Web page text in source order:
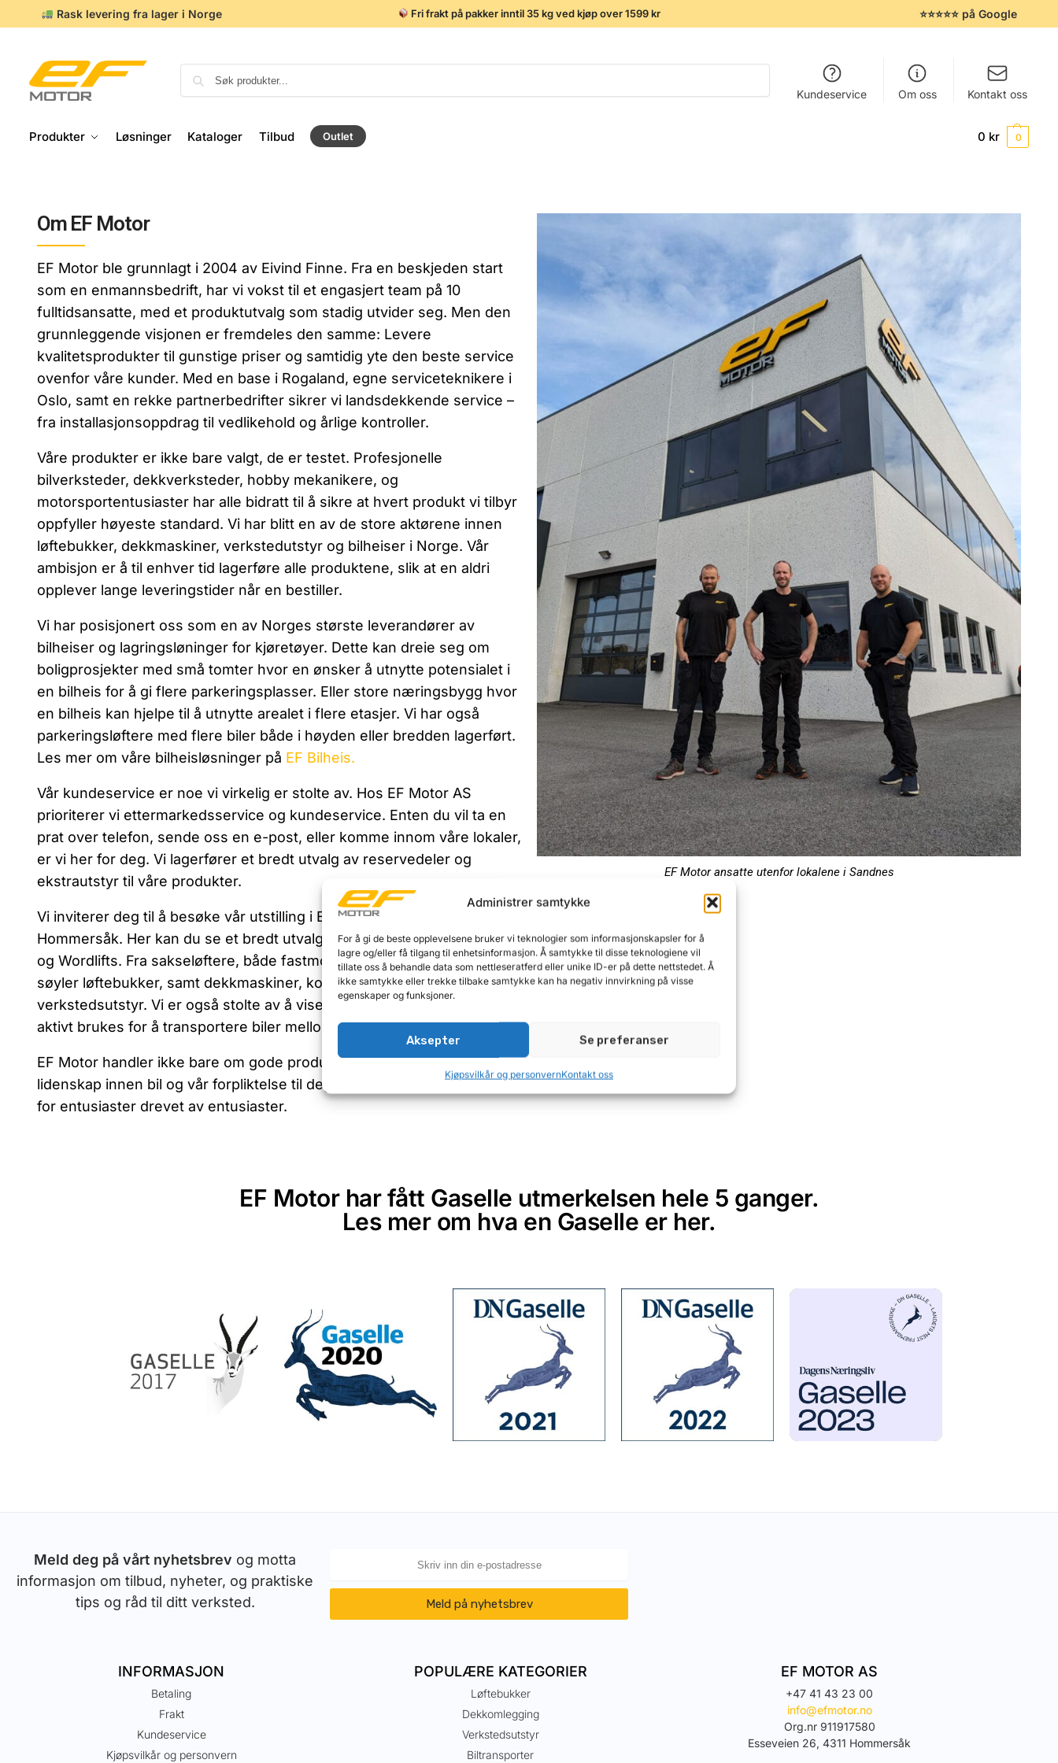
Administrer samtykke
For å gi de beste opplevelsene bruker vi teknologier som informasjonskapsler for å
lagre og/eller få tilgang til enhetsinformasjon. Å samtykke til disse teknologiene vil
tillate oss å behandle data som nettleseratferd eller unike ID-er på dette nettstedet. Å
ikke samtykke eller trekke tilbake samtykke kan ha negativ innvirkning på visse
egenskaper og funksjoner.
Aksepter Se preferanser
Kjøpsvilkår og personvernKontakt oss
Rask levering fra lager i Norge Fri frakt på pakker inntil 35 kg ved kjøp over 1599 kr ⭐⭐⭐⭐⭐ på Google
Kundeservice Om oss Kontakt oss
Produkter Løsninger Kataloger Tilbud Outlet 0 kr 0
Om EF Motor
EF Motor ble grunnlagt i 2004 av Eivind Finne. Fra en beskjeden start
som en enmannsbedrift, har vi vokst til et engasjert team på 10
fulltidsansatte, med et produktutvalg som stadig utvider seg. Men den
grunnleggende visjonen er fremdeles den samme: Levere
kvalitetsprodukter til gunstige priser og samtidig yte den beste service
ovenfor våre kunder. Med en base i Rogaland, egne serviceteknikere i
Oslo, samt en rekke partnerbedrifter sikrer vi landsdekkende service –
fra installasjonsoppdrag til vedlikehold og årlige kontroller.
Våre produkter er ikke bare valgt, de er testet. Profesjonelle
bilverksteder, dekkverksteder, hobby mekanikere, og
motorsportentusiaster har alle bidratt til å sikre at hvert produkt vi tilbyr
oppfyller høyeste standard. Vi har blitt en av de store aktørene innen
løftebukker, dekkmaskiner, verkstedutstyr og bilheiser i Norge. Vår
ambisjon er å til enhver tid lagerføre alle produktene, slik at en aldri
opplever lange leveringstider når en bestiller.
Vi har posisjonert oss som en av Norges største leverandører av
bilheiser og lagringsløninger for kjøretøyer. Dette kan dreie seg om
boligprosjekter med små tomter hvor en ønsker å utnytte potensialet i
en bilheis for å gi flere parkeringsplasser. Eller store næringsbygg hvor
en bilheis kan hjelpe til å utnytte arealet i flere etasjer. Vi har også
parkeringsløftere med flere biler både i høyden eller bredden lagerført.
Les mer om våre bilheisløsninger på EF Bilheis.
Vår kundeservice er noe vi virkelig er stolte av. Hos EF Motor AS
prioriterer vi ettermarkedsservice og kundeservice. Enten du vil ta en
prat over telefon, sende oss en e-post, eller komme innom våre lokaler,
er vi her for deg. Vi lagerfører et bredt utvalg av reservedeler og
ekstrautstyr til våre produkter.
Vi inviterer deg til å besøke vår utstilling i Esseveien 26, 4311
Hommersåk. Her kan du se et bredt utvalg av løftebukker fra TechLift
og Wordlifts. Fra sakseløftere, både fastmonterte og mobile, til 2- og 4-
søyler løftebukker, samt dekkmaskiner, kompressorer og mye annet
verkstedsutstyr. Vi er også stolte av å vise frem vår egen bilheis, som
aktivt brukes for å transportere biler mellom etasjene.
EF Motor handler ikke bare om gode produkter; det er også vår
lidenskap innen bil og vår forpliktelse til deg som kunde. En leverandør
for entusiaster drevet av entusiaster.
EF Motor ansatte utenfor lokalene i Sandnes
EF Motor har fått Gaselle utmerkelsen hele 5 ganger.
Les mer om hva en Gaselle er her.
Meld deg på vårt nyhetsbrev og motta
informasjon om tilbud, nyheter, og praktiske
tips og råd til ditt verksted.
Meld på nyhetsbrev
INFORMASJON
Betaling
Frakt
Kundeservice
Kjøpsvilkår og personvern
POPULÆRE KATEGORIER
Løftebukker
Dekkomlegging
Verkstedsutstyr
Biltransporter
EF MOTOR AS
+47 41 43 23 00
info@efmotor.no
Org.nr 911917580
Esseveien 26, 4311 Hommersåk